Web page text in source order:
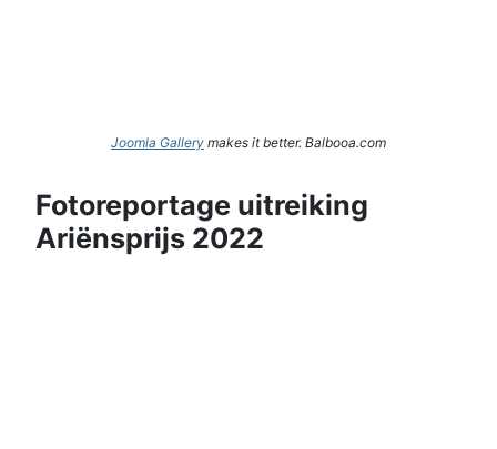
Joomla Gallery makes it better. Balbooa.com
Fotoreportage uitreiking
Ariënsprijs 2022